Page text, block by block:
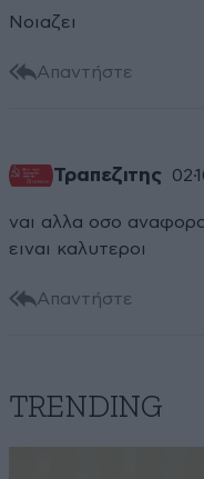
Νοιαζει
Απαντήστε
Τραπεζιτης
ναι αλλα οσο
ειναι καλυτεροι
Απαντήστε
TRENDING